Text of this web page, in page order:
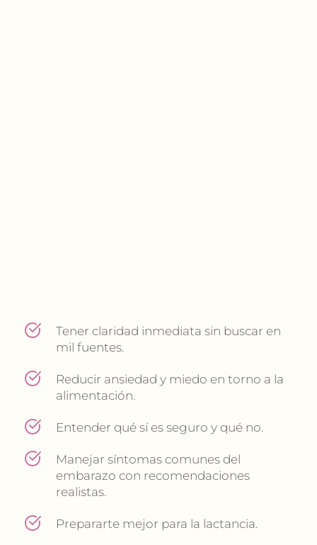
Tener claridad inmediata sin buscar en
mil fuentes.
Reducir ansiedad y miedo en torno a la
alimentación.
Entender qué sí es seguro y qué no.
Manejar síntomas comunes del
embarazo con recomendaciones
realistas.
Prepararte mejor para la lactancia.